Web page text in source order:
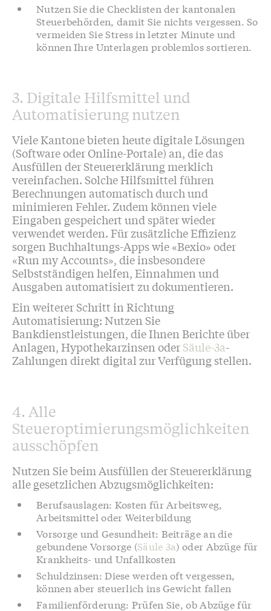
Nutzen Sie die Checklisten der kantonalen
Steuerbehörden, damit Sie nichts vergessen. So
vermeiden Sie Stress in letzter Minute und
können Ihre Unterlagen problemlos sortieren.
3. Digitale Hilfsmittel und
Automatisierung nutzen
Viele Kantone bieten heute digitale Lösungen
(Software oder Online-Portale) an, die das
Ausfüllen der Steuererklärung merklich
vereinfachen. Solche Hilfsmittel führen
Berechnungen automatisch durch und
minimieren Fehler. Zudem können viele
Eingaben gespeichert und später wieder
verwendet werden. Für zusätzliche Effizienz
sorgen Buchhaltungs-Apps wie «Bexio» oder
«Run my Accounts», die insbesondere
Selbstständigen helfen, Einnahmen und
Ausgaben automatisiert zu dokumentieren.
Ein weiterer Schritt in Richtung
Automatisierung: Nutzen Sie
Bankdienstleistungen, die Ihnen Berichte über
Anlagen, Hypothekarzinsen oderSäule-3a-
Zahlungen direkt digital zur Verfügung stellen.
4. Alle
Steueroptimierungsmöglichkeiten
ausschöpfen
Nutzen Sie beim Ausfüllen der Steuererklärung
alle gesetzlichen Abzugsmöglichkeiten:
Berufsauslagen: Kosten für Arbeitsweg,
Arbeitsmittel oder Weiterbildung
Vorsorge und Gesundheit: Beiträge an die
gebundene Vorsorge (Säule 3a) oder Abzüge für
Krankheits- und Unfallkosten
Schuldzinsen: Diese werden oft vergessen,
können aber steuerlich ins Gewicht fallen
Familienförderung: Prüfen Sie, ob Abzüge für